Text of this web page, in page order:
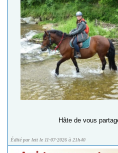
Hâte de vous
Édité par lett le 11-07-2026 à 21h40